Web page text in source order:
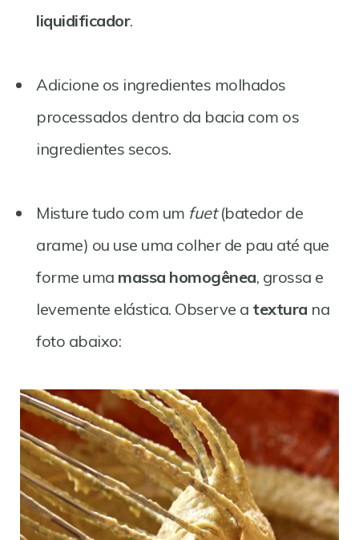
liquidificador.
Adicione os ingredientes molhados
processados dentro da bacia com os
ingredientes secos.
Misture tudo com um fuet(batedor de
arame) ou use uma colher de pau até que
forme uma massa homogênea, grossa e
levemente elástica. Observe a textura na
foto abaixo: